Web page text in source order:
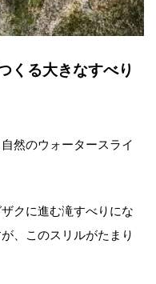
くる大きなすべり
然のウォータースライ
クに進む滝すべりにな
、このスリルがたまり